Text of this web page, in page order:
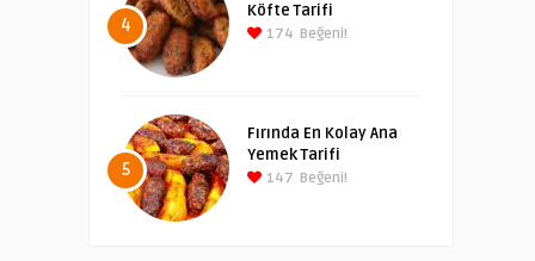
4
Köfte Tarifi
174 Beğeni!
5
Fırında En Kolay Ana
Yemek Tarifi
147 Beğeni!